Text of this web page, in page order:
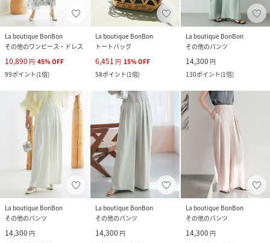
La boutique BonBon
その他のワンピース・ドレス
10,890 円 45%OFF
99ポイント(1倍)
La boutique BonBon
トートバッグ
6,451 円 15%OFF
58ポイント(1倍)
La boutique BonBon
その他のパンツ
14,300 円
130ポイント(1倍)
La boutique BonBon
その他のパンツ
14,300 円
La boutique BonBon
その他のパンツ
14,300 円
La boutique BonBon
その他のパンツ
14,300 円